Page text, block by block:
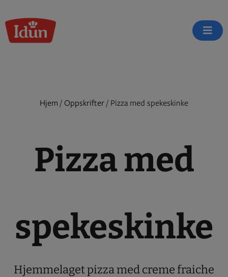
to
content
Hjem / Oppskrifter/ Pizza med spekeskinke
Pizza med
spekeskinke
Hjemmelaget pizza med creme fraiche